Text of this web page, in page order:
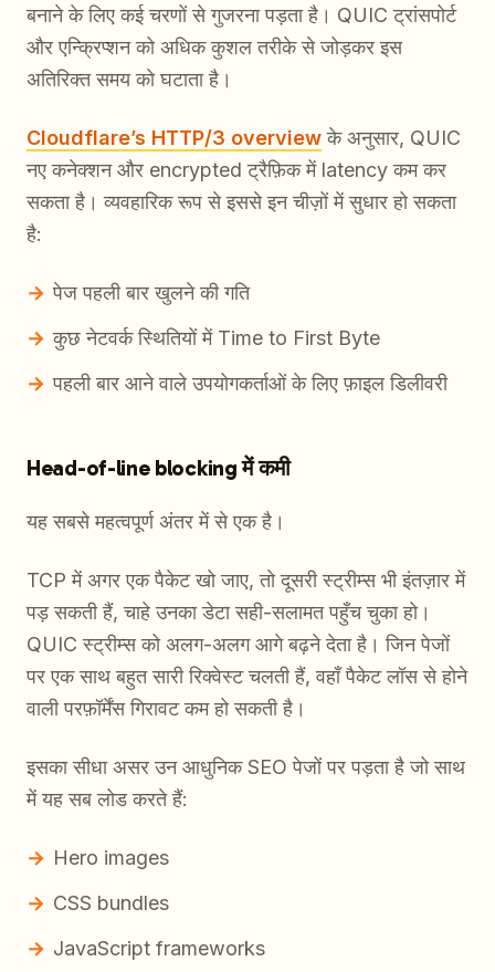
बनाने के लिए कई चरणों से गुजरना पड़ता है। QUIC ट्रांसपोर्ट
और एन्क्रिप्शन को अधिक कुशल तरीके से जोड़कर इस
अतिरिक्त समय को घटाता है।
Cloudflare’s HTTP/3 overviewके अनुसार, QUIC
नए कनेक्शन और encrypted ट्रैफ़िक में latency कम कर
सकता है। व्यवहारिक रूप से इससे इन चीज़ों में सुधार हो सकता
है:
पेज पहली बार खुलने की गति
कुछ नेटवर्क स्थितियों में Time to First Byte
पहली बार आने वाले उपयोगकर्ताओं के लिए फ़ाइल डिलीवरी
Head-of-line blocking में कमी
यह सबसे महत्वपूर्ण अंतर में से एक है।
TCP में अगर एक पैकेट खो जाए, तो दूसरी स्ट्रीम्स भी इंतज़ार में
पड़ सकती हैं, चाहे उनका डेटा सही-सलामत पहुँच चुका हो।
QUIC स्ट्रीम्स को अलग-अलग आगे बढ़ने देता है। जिन पेजों
पर एक साथ बहुत सारी रिक्वेस्ट चलती हैं, वहाँ पैकेट लॉस से होने
वाली परफ़ॉर्मेंस गिरावट कम हो सकती है।
इसका सीधा असर उन आधुनिक SEO पेजों पर पड़ता है जो साथ
में यह सब लोड करते हैं:
Hero images
CSS bundles
JavaScript frameworks